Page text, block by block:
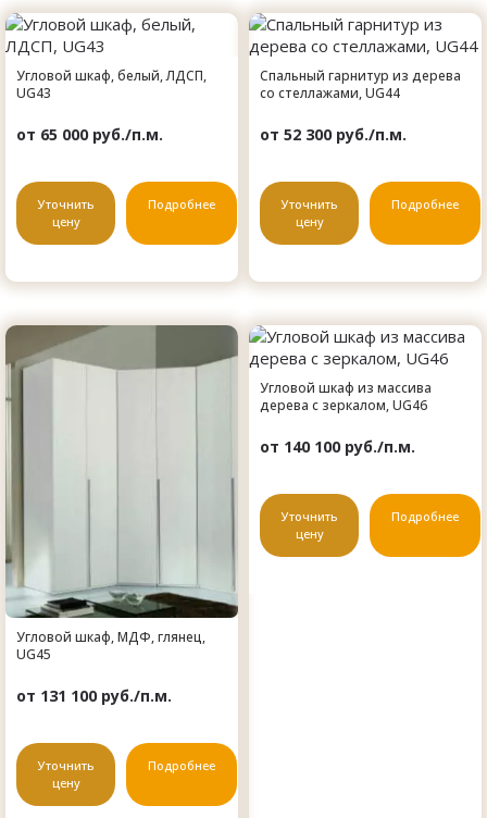
Угловой шкаф, белый, ЛДСП,
UG43
от 65 000 руб./п.м.
Уточнить
цену
Подробнее
Спальный гарнитур из дерева
со стеллажами, UG44
от 52 300 руб./п.м.
Уточнить
цену
Подробнее
Угловой шкаф, МДФ, глянец,
UG45
от 131 100 руб./п.м.
Уточнить
цену
Подробнее
Угловой шкаф из массива
дерева с зеркалом, UG46
от 140 100 руб./п.м.
Уточнить
цену
Подробнее